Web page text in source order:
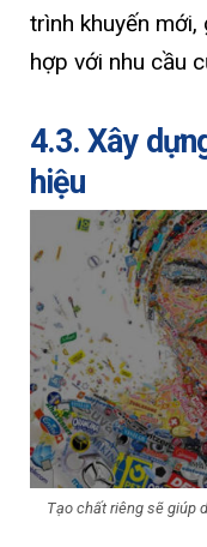
trình khuyến
hợp với nhu cầu
4.3. Xây
hiệu
Tạo chất riêng sẽ giúp